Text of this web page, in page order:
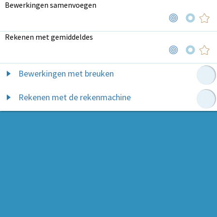
Bewerkingen samenvoegen
Rekenen met gemiddeldes
Bewerkingen met breuken
Rekenen met de rekenmachine